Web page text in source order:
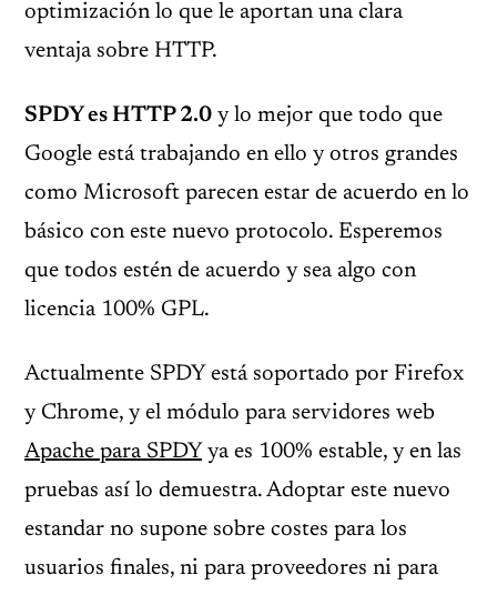
optimización lo que le aportan una clara
ventaja sobre HTTP.
SPDY es HTTP 2.0 y lo mejor que todo que
Google está trabajando en ello y otros grandes
como Microsoft parecen estar de acuerdo en lo
básico con este nuevo protocolo. Esperemos
que todos estén de acuerdo y sea algo con
licencia 100% GPL.
Actualmente SPDY está soportado por Firefox
y Chrome, y el módulo para servidores web
Apache para SPDY ya es 100% estable, y en las
pruebas así lo demuestra. Adoptar este nuevo
estandar no supone sobre costes para los
usuarios finales, ni para proveedores ni para